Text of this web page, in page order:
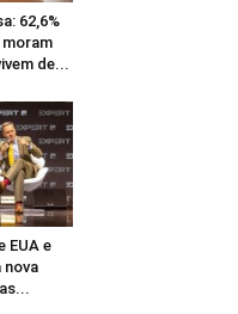
62,6%
de...
EUA e
nova